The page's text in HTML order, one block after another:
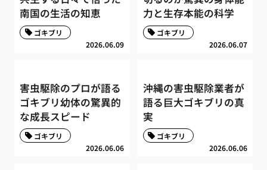
南国の生活の知恵
2026.06.09
ゴキブリ
力と生存本能の科学
2026.06.07
ゴキブリ
害虫駆除のプロが語る
ゴキブリ幼体の驚異的
な成長スピード
2026.06.06
ゴキブリ
沖縄の害虫駆除業者が
語る巨大ゴキブリの真
実
2026.06.06
ゴキブリ